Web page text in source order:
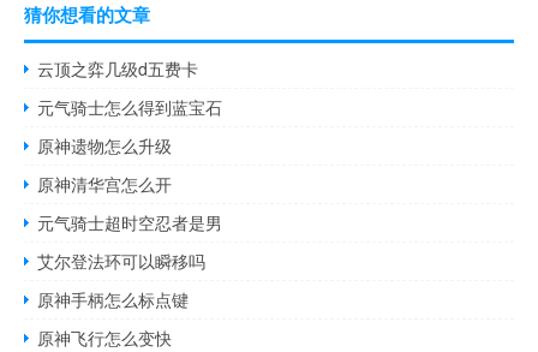
猜你想看的文章
云顶之弈几级d五费卡
元气骑士怎么得到蓝宝石
原神遗物怎么升级
原神清华宫怎么开
元气骑士超时空忍者是男
艾尔登法环可以瞬移吗
原神手柄怎么标点键
原神飞行怎么变快